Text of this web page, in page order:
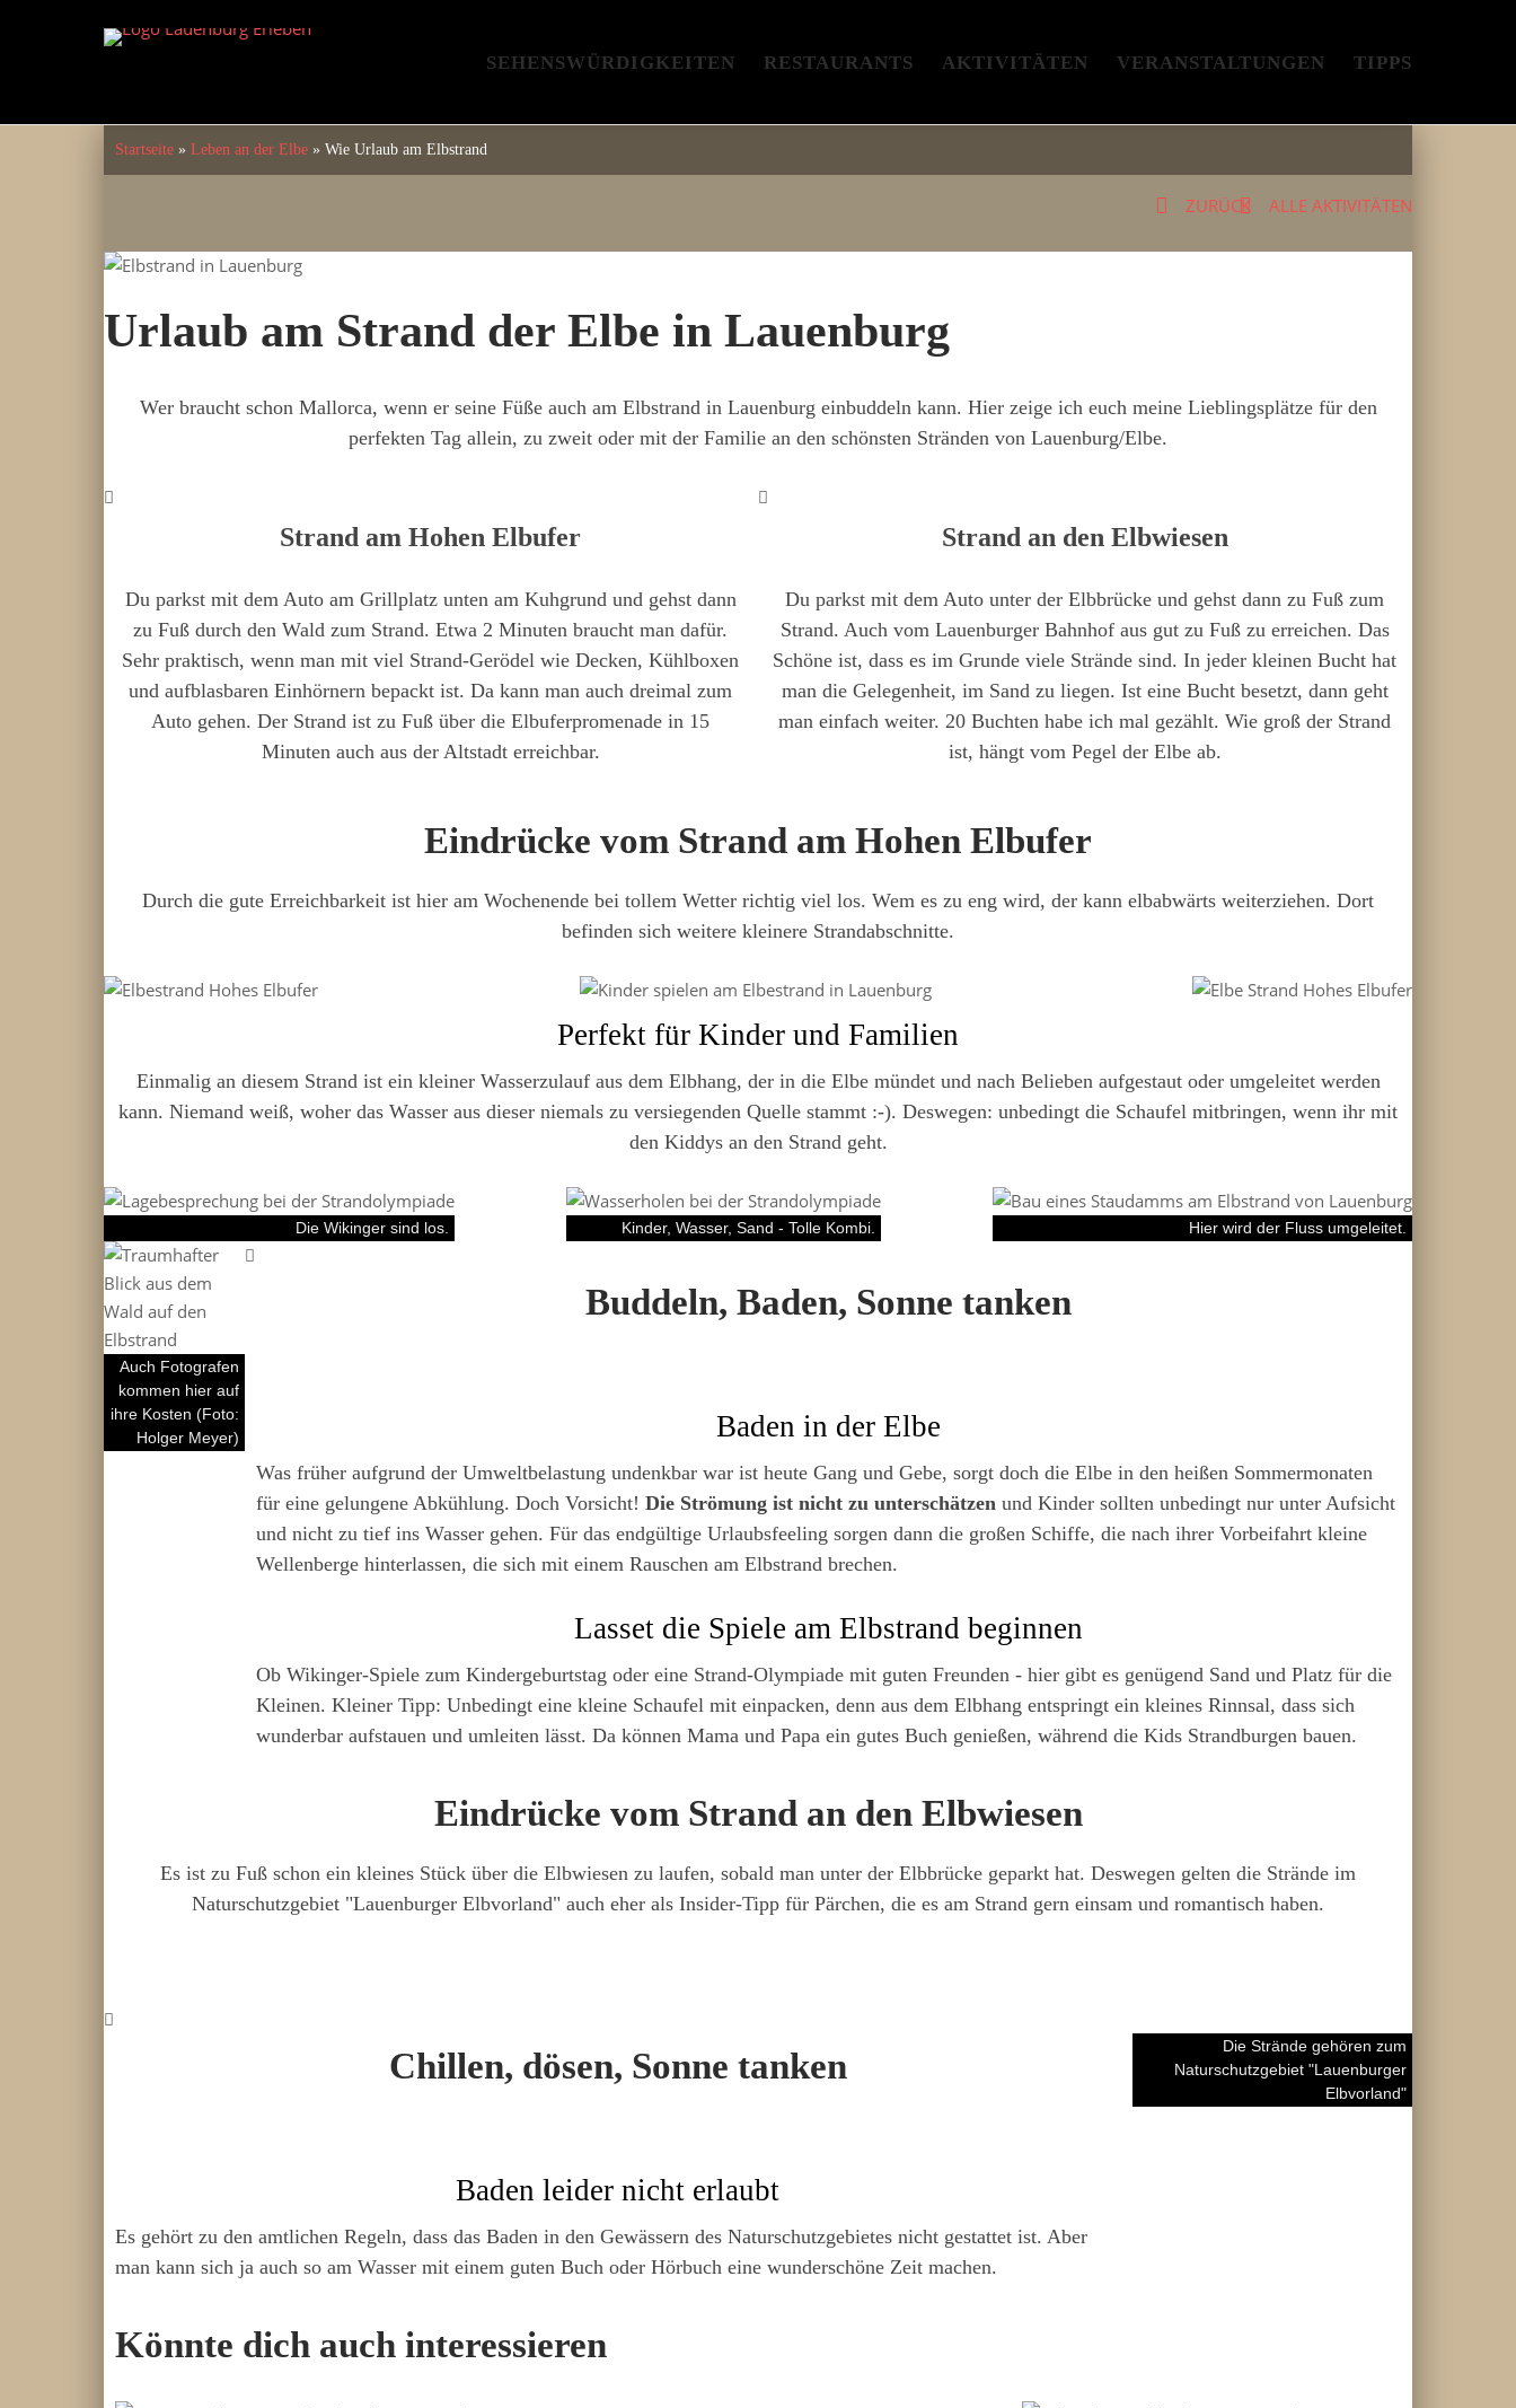
SEHENSWÜRDIGKEITEN RESTAURANTS AKTIVITÄTEN VERANSTALTUNGEN TIPPS
Startseite » Leben an der Elbe » Wie Urlaub am Elbstrand
ZURÜCK ALLE AKTIVITÄTEN
Urlaub am Strand der Elbe in Lauenburg
Wer braucht schon Mallorca, wenn er seine Füße auch am Elbstrand in Lauenburg einbuddeln kann. Hier zeige ich euch meine Lieblingsplätze für den
perfekten Tag allein, zu zweit oder mit der Familie an den schönsten Stränden von Lauenburg/Elbe.
Strand am Hohen Elbufer
Du parkst mit dem Auto am Grillplatz unten am Kuhgrund und gehst dann
zu Fuß durch den Wald zum Strand. Etwa 2 Minuten braucht man dafür.
Sehr praktisch, wenn man mit viel Strand-Gerödel wie Decken, Kühlboxen
und aufblasbaren Einhörnern bepackt ist. Da kann man auch dreimal zum
Auto gehen. Der Strand ist zu Fuß über die Elbuferpromenade in 15
Minuten auch aus der Altstadt erreichbar.
Strand an den Elbwiesen
Du parkst mit dem Auto unter der Elbbrücke und gehst dann zu Fuß zum
Strand. Auch vom Lauenburger Bahnhof aus gut zu Fuß zu erreichen. Das
Schöne ist, dass es im Grunde viele Strände sind. In jeder kleinen Bucht hat
man die Gelegenheit, im Sand zu liegen. Ist eine Bucht besetzt, dann geht
man einfach weiter. 20 Buchten habe ich mal gezählt. Wie groß der Strand
ist, hängt vom Pegel der Elbe ab.
Eindrücke vom Strand am Hohen Elbufer
Durch die gute Erreichbarkeit ist hier am Wochenende bei tollem Wetter richtig viel los. Wem es zu eng wird, der kann elbabwärts weiterziehen. Dort
befinden sich weitere kleinere Strandabschnitte.
Perfekt für Kinder und Familien
Einmalig an diesem Strand ist ein kleiner Wasserzulauf aus dem Elbhang, der in die Elbe mündet und nach Belieben aufgestaut oder umgeleitet werden
kann. Niemand weiß, woher das Wasser aus dieser niemals zu versiegenden Quelle stammt :-). Deswegen: unbedingt die Schaufel mitbringen, wenn ihr mit
den Kiddys an den Strand geht.
Die Wikinger sind los. Kinder, Wasser, Sand - Tolle Kombi. Hier wird der Fluss umgeleitet.
Auch Fotografen
kommen hier auf
ihre Kosten (Foto:
Holger Meyer)
Buddeln, Baden, Sonne tanken
Baden in der Elbe
Was früher aufgrund der Umweltbelastung undenkbar war ist heute Gang und Gebe, sorgt doch die Elbe in den heißen Sommermonaten
für eine gelungene Abkühlung. Doch Vorsicht!Die Strömung ist nicht zu unterschätzen und Kinder sollten unbedingt nur unter Aufsicht
und nicht zu tief ins Wasser gehen. Für das endgültige Urlaubsfeeling sorgen dann die großen Schiffe, die nach ihrer Vorbeifahrt kleine
Wellenberge hinterlassen, die sich mit einem Rauschen am Elbstrand brechen.
Lasset die Spiele am Elbstrand beginnen
Ob Wikinger-Spiele zum Kindergeburtstag oder eine Strand-Olympiade mit guten Freunden - hier gibt es genügend Sand und Platz für die
Kleinen. Kleiner Tipp: Unbedingt eine kleine Schaufel mit einpacken, denn aus dem Elbhang entspringt ein kleines Rinnsal, dass sich
wunderbar aufstauen und umleiten lässt. Da können Mama und Papa ein gutes Buch genießen, während die Kids Strandburgen bauen.
Eindrücke vom Strand an den Elbwiesen
Es ist zu Fuß schon ein kleines Stück über die Elbwiesen zu laufen, sobald man unter der Elbbrücke geparkt hat. Deswegen gelten die Strände im
Naturschutzgebiet "Lauenburger Elbvorland" auch eher als Insider-Tipp für Pärchen, die es am Strand gern einsam und romantisch haben.
Chillen, dösen, Sonne tanken
Baden leider nicht erlaubt
Es gehört zu den amtlichen Regeln, dass das Baden in den Gewässern des Naturschutzgebietes nicht gestattet ist. Aber
man kann sich ja auch so am Wasser mit einem guten Buch oder Hörbuch eine wunderschöne Zeit machen.
Die Strände gehören zum
Naturschutzgebiet "Lauenburger
Elbvorland"
Könnte dich auch interessieren